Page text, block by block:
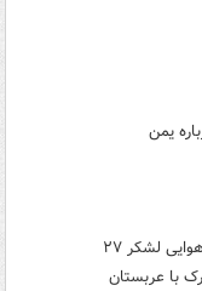
یمن
لشکر ۲۷
با عربستان